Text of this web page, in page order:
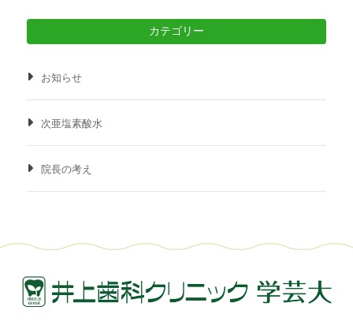
カテゴリー
お知らせ
次亜塩素酸水
院長の考え